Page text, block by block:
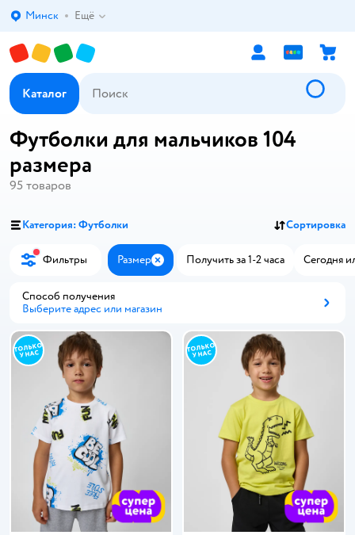
Выбор адреса доставки.
Минск Ещё
Каталог
Футболки для мальчиков 104
размера
95 товаров
Категория: Футболки Сортировка
Фильтры Размер ЗакрытьПолучить за 1-2 часа Сегодня
Способ получения
Выберите адрес или магазин